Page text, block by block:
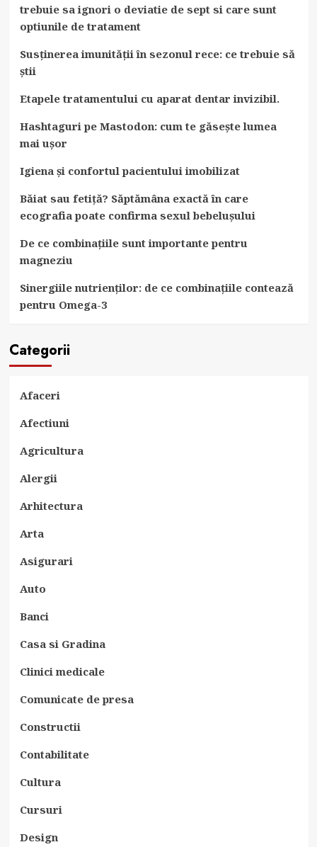
trebuie sa ignori o deviatie de sept si care sunt
optiunile de tratament
Susținerea imunității în sezonul rece: ce trebuie să
știi
Etapele tratamentului cu aparat dentar invizibil.
Hashtaguri pe Mastodon: cum te găsește lumea
mai ușor
Igiena și confortul pacientului imobilizat
Băiat sau fetiță? Săptămâna exactă în care
ecografia poate confirma sexul bebelușului
De ce combinațiile sunt importante pentru
magneziu
Sinergiile nutrienților: de ce combinațiile contează
pentru Omega-3
Categorii
Afaceri
Afectiuni
Agricultura
Alergii
Arhitectura
Arta
Asigurari
Auto
Banci
Casa si Gradina
Clinici medicale
Comunicate de presa
Constructii
Contabilitate
Cultura
Cursuri
Design